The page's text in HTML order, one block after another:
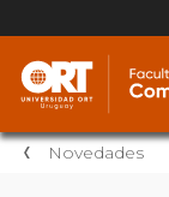
Novedades